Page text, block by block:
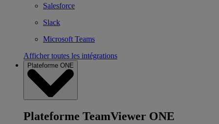
Salesforce
Slack
Microsoft Teams
Afficher toutes les intégrations
Plateforme ONE
Plateforme TeamViewer ONE